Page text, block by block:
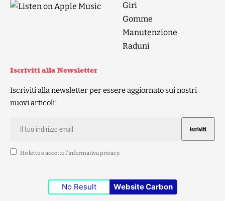
Giri
Gomme
Manutenzione
Raduni
Iscriviti alla Newsletter
Iscriviti alla newsletter per essere aggiornato sui nostri
nuovi articoli!
Ho letto e accetto l'informativa privacy.
No Result Website Carbon